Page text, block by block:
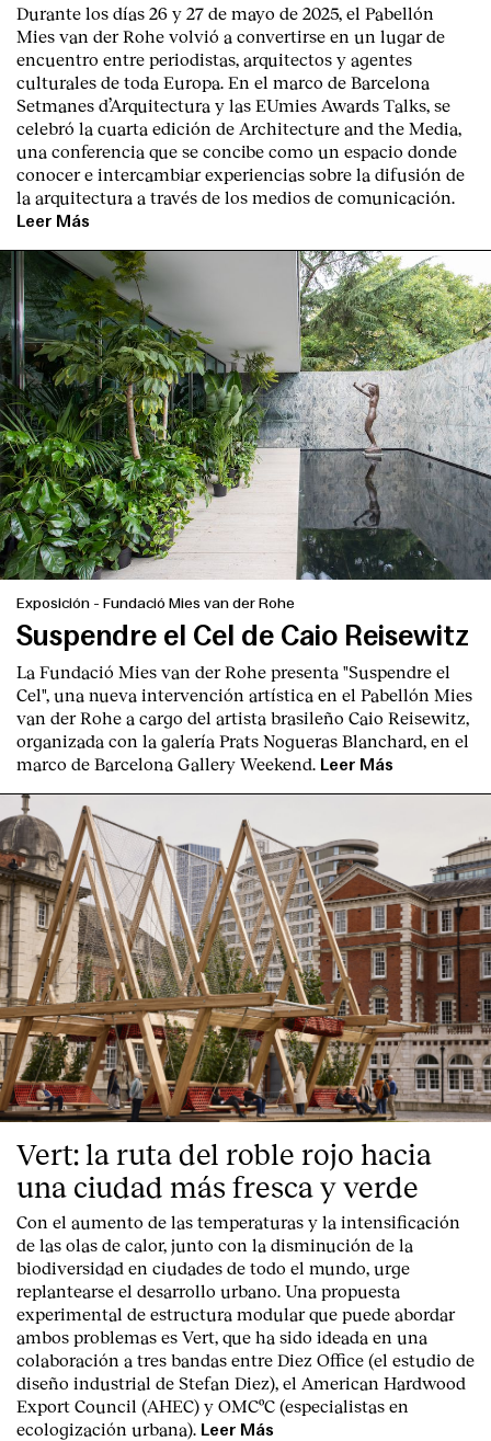
Durante los días 26 y 27 de mayo de 2025, el Pabellón
Mies van der Rohe volvió a convertirse en un lugar de
encuentro entre periodistas, arquitectos y agentes
culturales de toda Europa. En el marco de Barcelona
Setmanes d’Arquitectura y las EUmies Awards Talks, se
celebró la cuarta edición de Architecture and the Media,
una conferencia que se concibe como un espacio donde
conocer e intercambiar experiencias sobre la difusión de
la arquitectura a través de los medios de comunicación.
Leer Más
Exposición - Fundació Mies van der Rohe
Suspendre el Cel de Caio Reisewitz
La Fundació Mies van der Rohe presenta "Suspendre el
Cel", una nueva intervención artística en el Pabellón Mies
van der Rohe a cargo del artista brasileño Caio Reisewitz,
organizada con la galería Prats Nogueras Blanchard, en el
marco de Barcelona Gallery Weekend. Leer Más
Vert: la ruta del roble rojo hacia
una ciudad más fresca y verde
Con el aumento de las temperaturas y la intensificación
de las olas de calor, junto con la disminución de la
biodiversidad en ciudades de todo el mundo, urge
replantearse el desarrollo urbano. Una propuesta
experimental de estructura modular que puede abordar
ambos problemas es Vert, que ha sido ideada en una
colaboración a tres bandas entre Diez Office (el estudio de
diseño industrial de Stefan Diez), el American Hardwood
Export Council (AHEC) y OMCºC (especialistas en
ecologización urbana). Leer Más